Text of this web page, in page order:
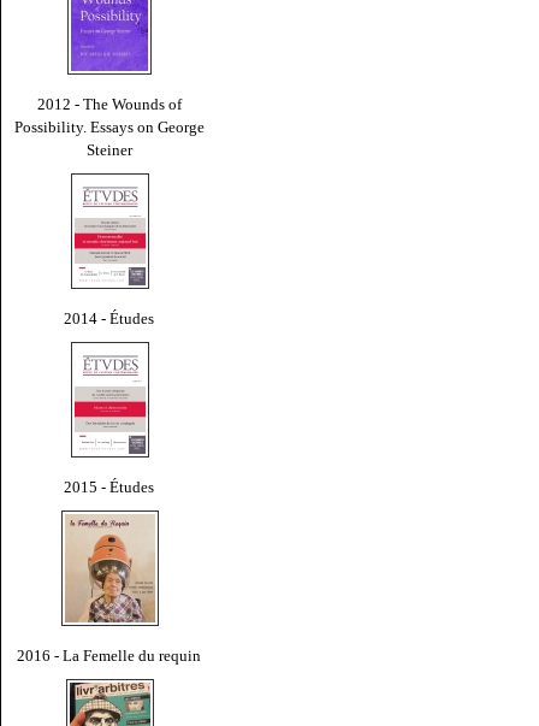
2012 - The Wounds of
Possibility. Essays on George
Steiner
2014 - Études
2015 - Études
2016 - La Femelle du requin